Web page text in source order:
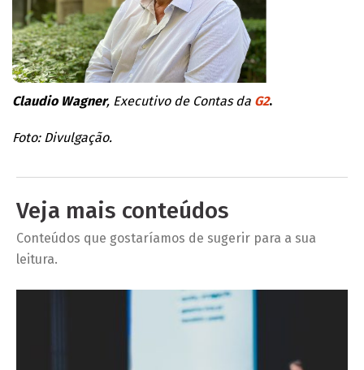
Claudio Wagner, Executivo de Contas da G2.
Foto: Divulgação.
Veja mais conteúdos
Conteúdos que gostaríamos de sugerir para a sua
leitura.